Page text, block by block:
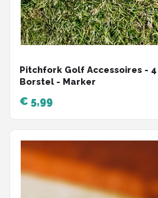
Pitchfork Golf Accessoires -
Borstel - Marker
€ 5,99